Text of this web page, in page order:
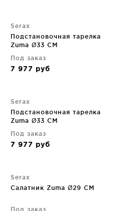
Serax
Подстановочная тарелка
Zuma Ø33 CM
Под заказ
7 977 руб
Serax
Подстановочная тарелка
Zuma Ø33 CM
Под заказ
7 977 руб
Serax
Салатник Zuma Ø29 CM
Под заказ